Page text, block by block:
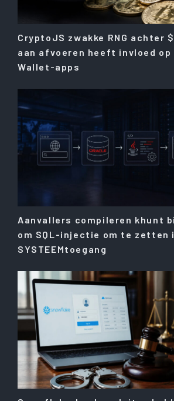
CryptoJS zwakke RNG achter
aan afvoeren heeft invloed
Wallet-apps
Aanvallers compileren khunt
om SQL-injectie om te zetten
SYSTEEMtoegang